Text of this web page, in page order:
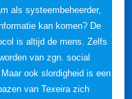
als systeembeheerder,
kan komen? De
is altijd de mens. Zelfs
van zgn. social
ook slordigheid is een
van Texeira zich